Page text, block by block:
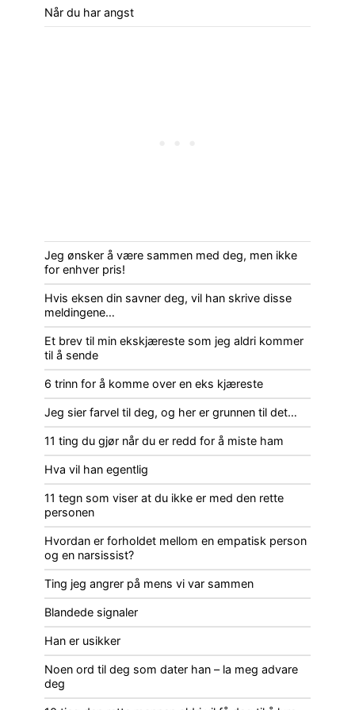
Når du har angst
Jeg ønsker å være sammen med deg, men ikke
for enhver pris!
Hvis eksen din savner deg, vil han skrive disse
meldingene…
Et brev til min ekskjæreste som jeg aldri kommer
til å sende
6 trinn for å komme over en eks kjæreste
Jeg sier farvel til deg, og her er grunnen til det…
11 ting du gjør når du er redd for å miste ham
Hva vil han egentlig
11 tegn som viser at du ikke er med den rette
personen
Hvordan er forholdet mellom en empatisk person
og en narsissist?
Ting jeg angrer på mens vi var sammen
Blandede signaler
Han er usikker
Noen ord til deg som dater han – la meg advare
deg